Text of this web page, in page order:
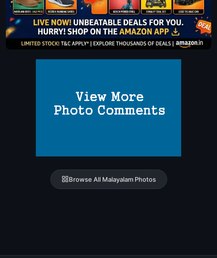
Browse All Malayalam Photos